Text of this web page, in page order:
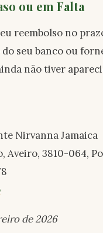
ou em Falta
reembolso no
seu banco ou
não tiver
Nirvanna Jamaica
Aveiro, 3810-064,
de 2026